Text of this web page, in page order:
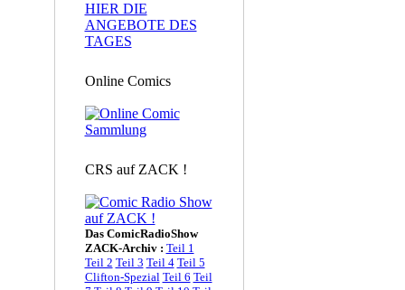
HIER DIE
ANGEBOTE DES
TAGES
Online Comics
CRS auf ZACK !
Das ComicRadioShow
ZACK-Archiv : Teil 1
Teil 2 Teil 3 Teil 4 Teil 5
Clifton-Spezial Teil 6 Teil